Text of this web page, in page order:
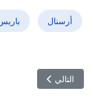
أرسنال
المقال التالي: إذا
التالي